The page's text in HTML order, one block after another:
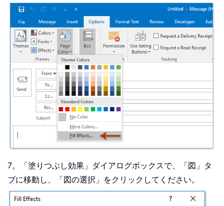
7。「塗りつぶし効果」ダイアログボックスで、「図」タ
ブに移動し、「図の選択」をクリックしてください。